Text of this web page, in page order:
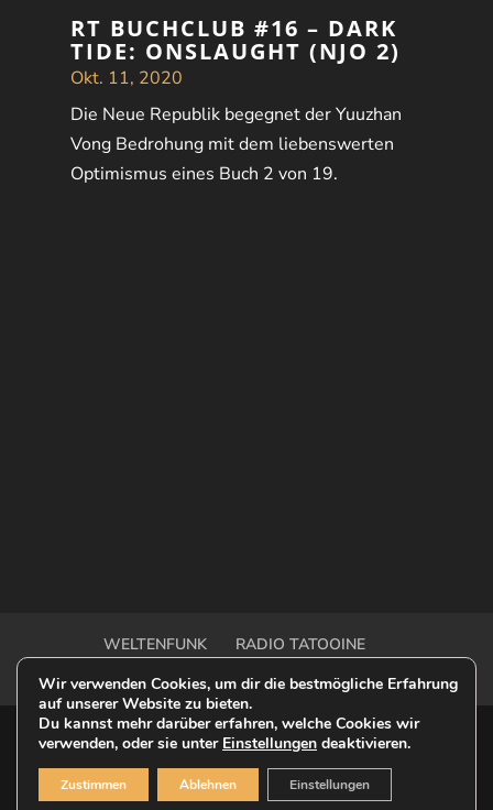
RT BUCHCLUB #16 – DARK
TIDE: ONSLAUGHT (NJO 2)
Okt. 11, 2020
Die Neue Republik begegnet der Yuuzhan
Vong Bedrohung mit dem liebenswerten
Optimismus eines Buch 2 von 19.
WELTENFUNK
RADIO TATOOINE
OUTER RIM TALK
OFF-MODEL ONE SHOT
© 2023 Weltenfunk - This is a Fan-Website |
Wir verwenden Cookies, um dir die bestmögliche Erfahrung
auf unserer Website zu bieten.
Du kannst mehr darüber erfahren, welche Cookies wir
verwenden, oder sie unter Einstellungen deaktivieren.
Zustimmen Ablehnen Einstellungen